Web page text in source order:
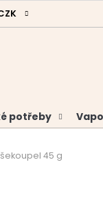
certifikáty
potřeby
45 g